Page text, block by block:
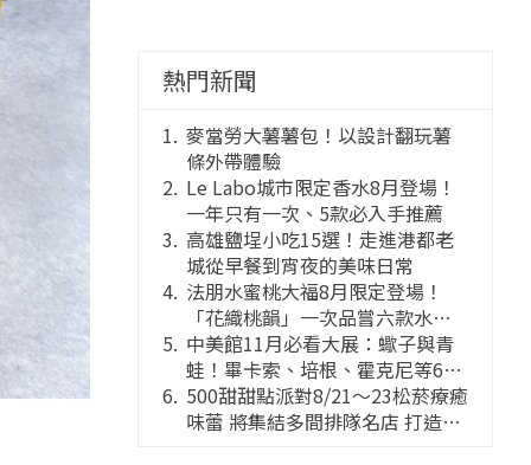
熱門新聞
麥當勞大薯薯包！以設計翻玩薯
條外帶體驗
Le Labo城市限定香水8月登場！
一年只有一次、5款必入手推薦
高雄鹽埕小吃15選！走進港都老
城從早餐到宵夜的美味日常
法朋水蜜桃大福8月限定登場！
「花織桃韻」一次品嘗六款水蜜
桃花果大福
中美館11月必看大展：蠍子與青
蛙！畢卡索、培根、霍克尼等66
件國巨典藏亮相
500甜甜點派對8/21～23松菸療癒
味蕾 將集結多間排隊名店 打造靈